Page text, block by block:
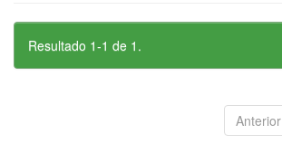
Resultado 1-1 de 1.
Anterior